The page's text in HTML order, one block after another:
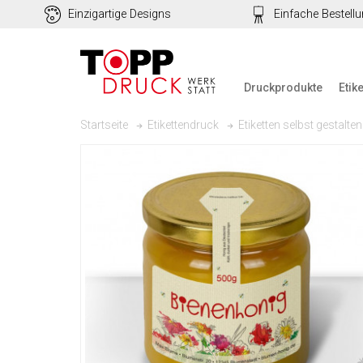
Einzigartige Designs Einfache
Druckprodukte
Startseite Etikettendruck Etiketten selbst gestalten